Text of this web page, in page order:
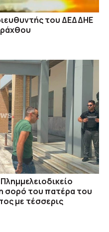
του ΔΕΔΔΗΕ
σορό του πατέρα του
με τέσσερις